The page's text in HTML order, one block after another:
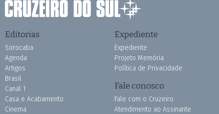
Editorias
Sorocaba
Agenda
Artigos
Brasil
Canal 1
Casa e Acabamento
Cinema
Expediente
Expediente
Projeto Memória
Política de Privacidade
Fale conosco
Fale com o Cruzeiro
Atendimento ao Assinante